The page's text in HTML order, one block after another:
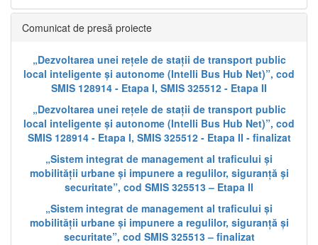
Comunicat de presă proiecte
„Dezvoltarea unei rețele de stații de transport public
local inteligente și autonome (Intelli Bus Hub Net)”, cod
SMIS 128914 - Etapa I, SMIS 325512 - Etapa II
„Dezvoltarea unei rețele de stații de transport public
local inteligente și autonome (Intelli Bus Hub Net)”, cod
SMIS 128914 - Etapa I, SMIS 325512 - Etapa II - finalizat
„Sistem integrat de management al traficului și
mobilității urbane și impunere a regulilor, siguranță și
securitate”, cod SMIS 325513 – Etapa II
„Sistem integrat de management al traficului și
mobilității urbane și impunere a regulilor, siguranță și
securitate”, cod SMIS 325513 – finalizat